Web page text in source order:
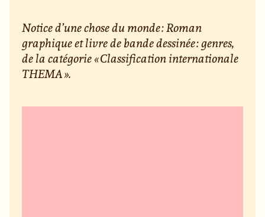
Notice d’une chose du monde : Roman
graphique et livre de bande dessinée : genres,
de la catégorie « Classification internationale
THEMA ».